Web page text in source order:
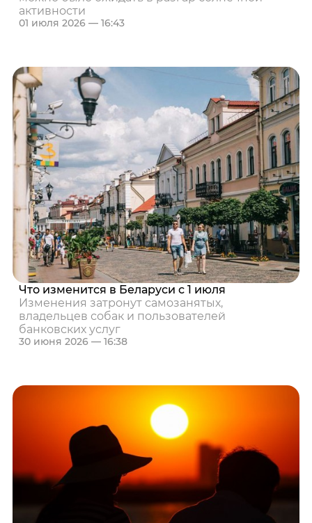
активности
01 июля 2026 — 16:43
Что изменится в Беларуси с 1 июля
Изменения затронут самозанятых,
владельцев собак и пользователей
банковских услуг
30 июня 2026 — 16:38